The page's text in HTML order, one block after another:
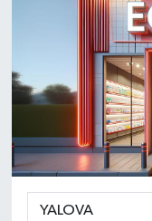
Haber Arşivi